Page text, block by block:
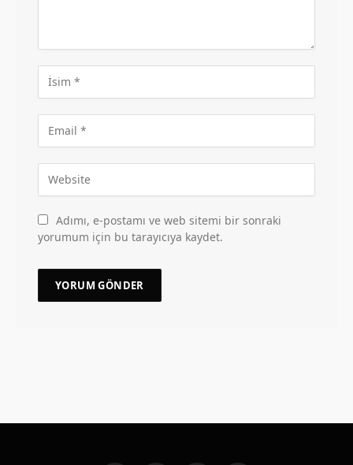
Adımı, e-postamı ve web sitemi bir sonraki
yorumum için bu tarayıcıya kaydet.